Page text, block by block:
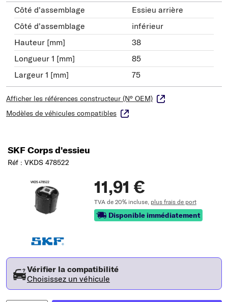
Côté d'assemblage
Essieu arrière
Côté d'assemblage
inférieur
Hauteur [mm]
38
Longueur 1 [mm]
85
Largeur 1 [mm]
75
Afficher les références constructeur (N° OEM)
Modèles de véhicules compatibles
SKF Corps d'essieu
Réf : VKDS 478522
11,91 €
TVA de 20% incluse, plus frais de port
Disponible immédiatement
Vérifier la compatibilité
Choisissez un véhicule